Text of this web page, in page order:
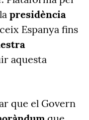
presidència
Espanya fins
aquesta
que el Govern